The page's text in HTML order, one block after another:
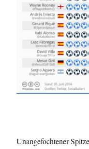
Unangefochtener